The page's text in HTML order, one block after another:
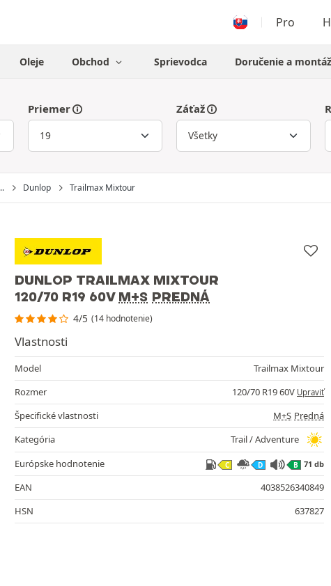
Pro
Oleje Obchod Sprievodca Doručenie a montáž
Priemer Záťaž
Dunlop Trailmax Mixtour
DUNLOP TRAILMAX MIXTOUR
120/70 R19 60V M+S PREDNÁ
4/5 (14 hodnotenie)
Dunlop
71
Vlastnosti
Model
Trailmax Mixtour
Rozmer
120/70 R19 60V Upraviť
Špecifické vlastnosti M+S Predná
Kategória
Trail / Adventure
Európske hodnotenie
C D B 71 db
EAN
4038526340849
HSN
637827